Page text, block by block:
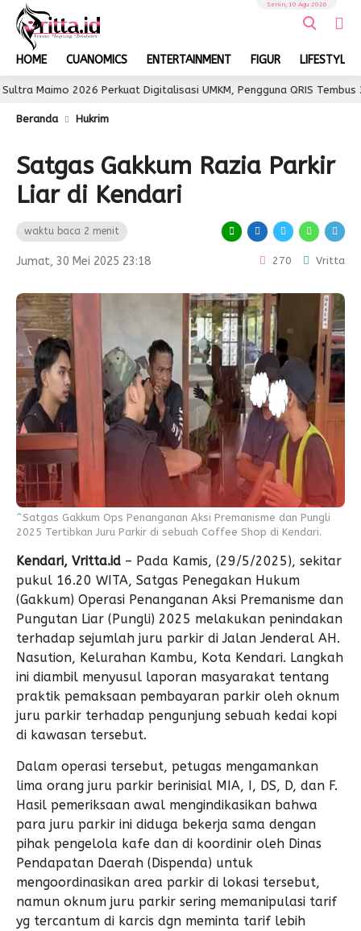
HOME CUANOMICS ENTERTAINMENT FIGUR LIFESTYLE
Senin, 10 Agu 2026
2026 Perkuat Digitalisasi UMKM, Pengguna QRIS Tembus 350 Ribu
Beranda Hukrim
Satgas Gakkum Razia Parkir
Liar di Kendari
waktu baca 2 menit
Jumat, 30 Mei 2025 23:18 270 Vritta
^Satgas Gakkum Ops Penanganan Aksi Premanisme dan Pungli
2025 Tertibkan Juru Parkir di sebuah Coffee Shop di Kendari.
Kendari, Vritta.id – Pada Kamis, (29/5/2025), sekitar
pukul 16.20 WITA, Satgas Penegakan Hukum
(Gakkum) Operasi Penanganan Aksi Premanisme dan
Pungutan Liar (Pungli) 2025 melakukan penindakan
terhadap sejumlah juru parkir di Jalan Jenderal AH.
Nasution, Kelurahan Kambu, Kota Kendari. Langkah
ini diambil menyusul laporan masyarakat tentang
praktik pemaksaan pembayaran parkir oleh oknum
juru parkir terhadap pengunjung sebuah kedai kopi
di kawasan tersebut.
Dalam operasi tersebut, petugas mengamankan
lima orang juru parkir berinisial MIA, I, DS, D, dan F.
Hasil pemeriksaan awal mengindikasikan bahwa
para juru parkir ini diduga bekerja sama dengan
pihak pengelola kafe dan di koordinir oleh Dinas
Pendapatan Daerah (Dispenda) untuk
mengoordinasikan area parkir di lokasi tersebut,
namun oknum juru parkir sering memanipulasi tarif
yg tercantum di karcis dgn meminta tarif lebih